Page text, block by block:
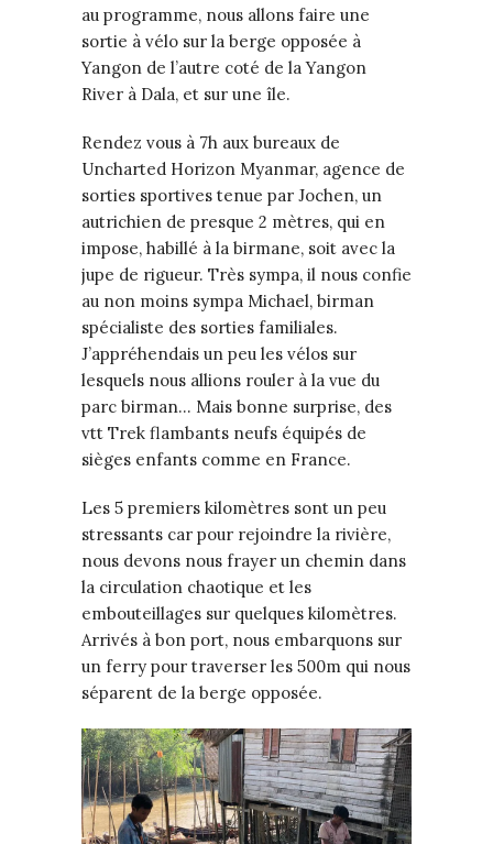
au programme, nous allons faire une
sortie à vélo sur la berge opposée à
Yangon de l’autre coté de la Yangon
River à Dala, et sur une île.
Rendez vous à 7h aux bureaux de
Uncharted Horizon Myanmar, agence de
sorties sportives tenue par Jochen, un
autrichien de presque 2 mètres, qui en
impose, habillé à la birmane, soit avec la
jupe de rigueur. Très sympa, il nous confie
au non moins sympa Michael, birman
spécialiste des sorties familiales.
J’appréhendais un peu les vélos sur
lesquels nous allions rouler à la vue du
parc birman… Mais bonne surprise, des
vtt Trek flambants neufs équipés de
sièges enfants comme en France.
Les 5 premiers kilomètres sont un peu
stressants car pour rejoindre la rivière,
nous devons nous frayer un chemin dans
la circulation chaotique et les
embouteillages sur quelques kilomètres.
Arrivés à bon port, nous embarquons sur
un ferry pour traverser les 500m qui nous
séparent de la berge opposée.